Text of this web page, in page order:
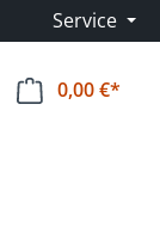
Service
0,00 €*